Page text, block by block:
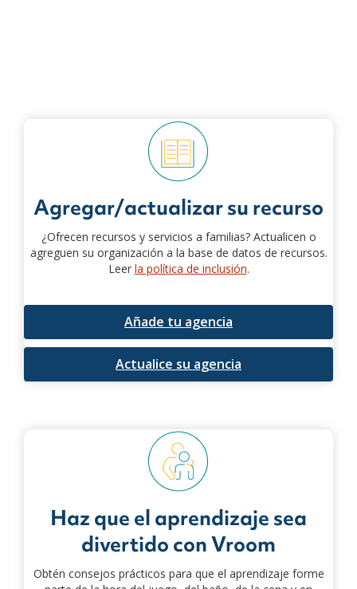
Agregar/actualizar su recurso
¿Ofrecen recursos y servicios a familias? Actualicen o
agreguen su organización a la base de datos de recursos.
Leer la política de inclusión.
Añade tu agencia
Actualice su agencia
Haz que el aprendizaje sea
divertido con Vroom
Obtén consejos prácticos para que el aprendizaje forme